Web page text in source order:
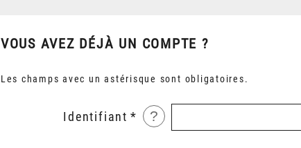
VOUS AVEZ DÉJÀ UN COMPTE ?
Les champs avec un astérisque sont obligatoires.
Identifiant ?